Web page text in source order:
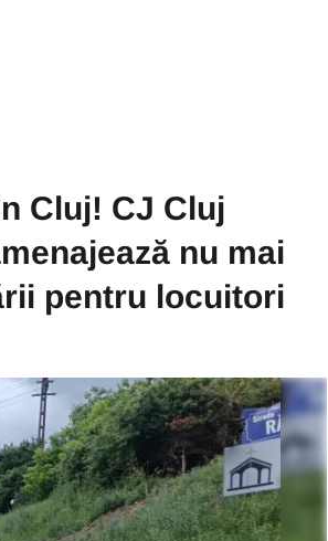
Cluj! CJ Cluj
nu mai
pentru locuitori